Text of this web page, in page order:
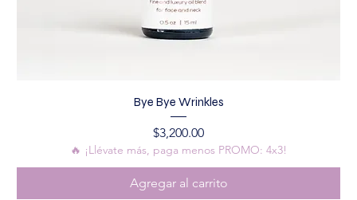
Bye Bye Wrinkles
Precio
$3,200.00
🔥 ¡Llévate más, paga menos PROMO: 4x3!
Agregar al carrito